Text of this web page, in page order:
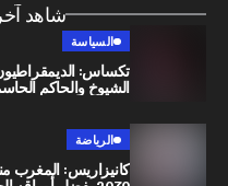
شاهد آخر
تكساس: الديمقراطيون يكتسبون
الشيوخ والحاكم الحاسمة
كانيزاريس: المغرب منافس شرس